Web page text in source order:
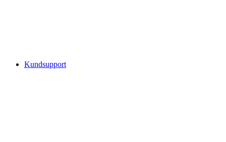
Kundsupport